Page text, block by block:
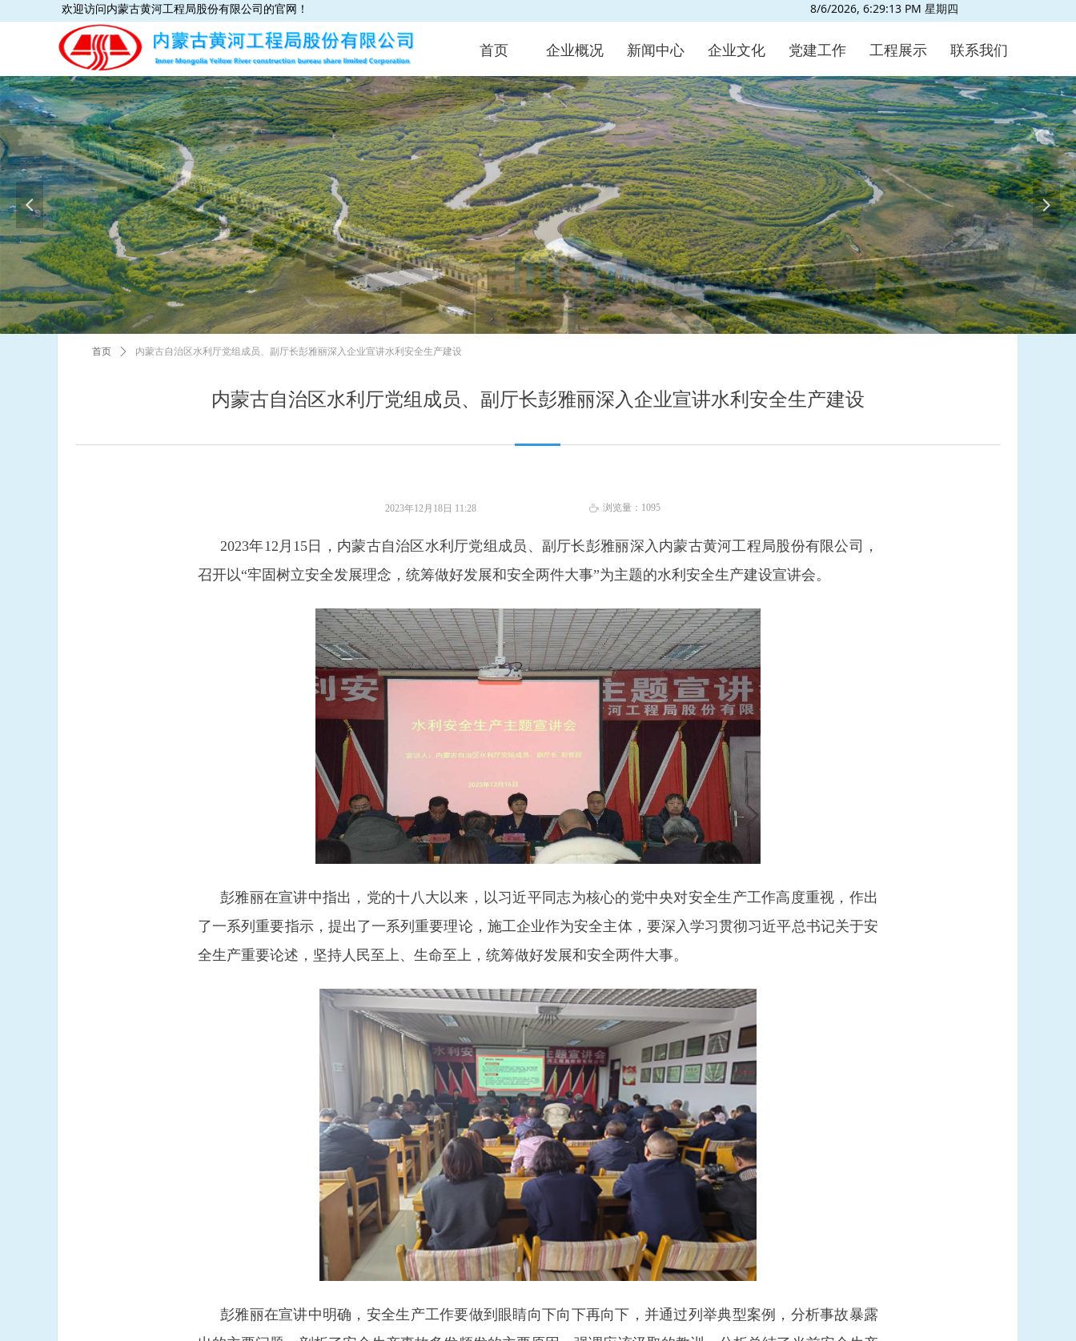
首页 企业概况 新闻中心 企业文化 党建工作 工程展示 联系我们
欢迎访问内蒙古黄河工程局股份有限公司的官网！ 8/6/2026, 6:29:15 PM 星期四
넳 넲
内蒙古自治区水利厅党组成员、副厅长彭雅丽深入企业宣讲水利安全生产建设
首页 ꄲ 内蒙古自治区水利厅党组成员、副厅长彭雅丽深入企业宣讲水利安全生产建设
2023年12月15日，内蒙古自治区水利厅党组成员、副厅长彭雅丽深入内蒙古黄河工程局股份有限公司，
召开以“牢固树立安全发展理念，统筹做好发展和安全两件大事”为主题的水利安全生产建设宣讲会。
彭雅丽在宣讲中指出，党的十八大以来，以习近平同志为核心的党中央对安全生产工作高度重视，作出
了一系列重要指示，提出了一系列重要理论，施工企业作为安全主体，要深入学习贯彻习近平总书记关于安
全生产重要论述，坚持人民至上、生命至上，统筹做好发展和安全两件大事。
彭雅丽在宣讲中明确，安全生产工作要做到眼睛向下向下再向下，并通过列举典型案例，分析事故暴露
2023年12月18日 11:28 ꄘ 浏览量： 1095